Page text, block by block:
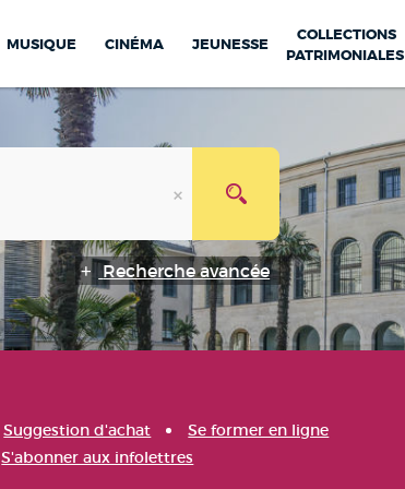
MUSIQUE CINÉMA JEUNESSE
COLLECTIONS
PATRIMONIALES
Recherche avancée
Suggestion d'achat
Se former en ligne
S'abonner aux infolettres